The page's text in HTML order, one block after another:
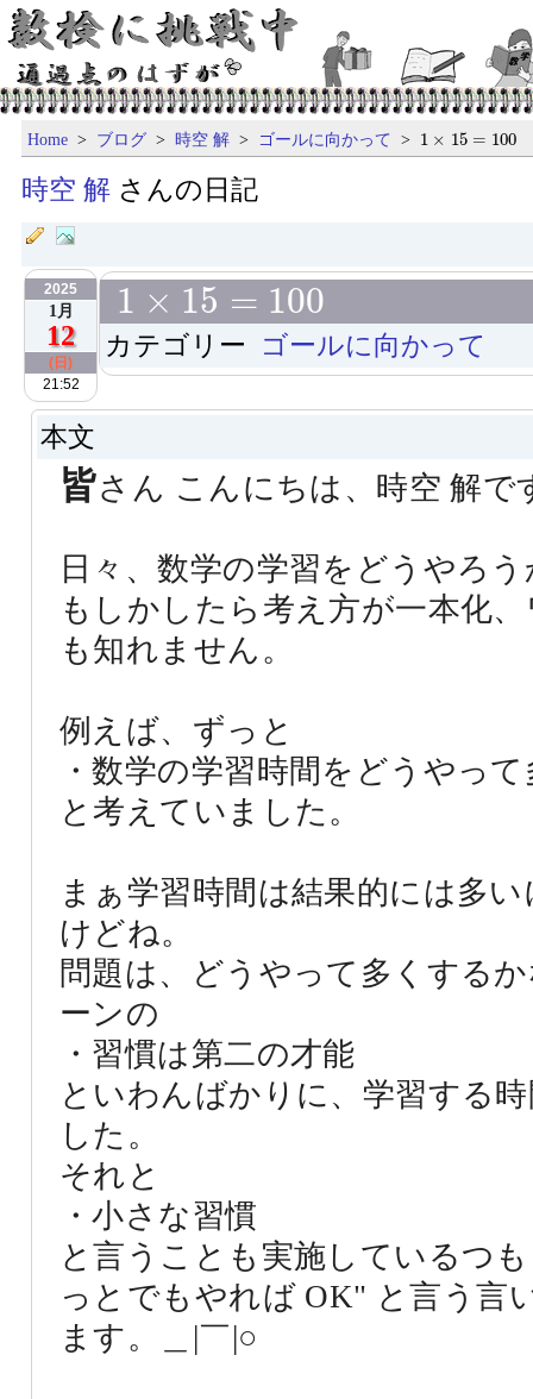
Home > ブログ > 時空 解 > ゴールに向かって > 1 × 15 = 100
1 × 15= 100
時空 解 さんの日記
2025
1月
12
(日)
21:52
1 × 15 = 100
1×15=100
カテゴリー ゴールに向かって
本文
皆さん こんにちは、時空 解で
日々、数学の学習をどうやろ
もしかしたら考え方が一本化
も知れません。
例えば、ずっと
・数学の学習時間をどうやっ
と考えていました。
まぁ学習時間は結果的には多
けどね。
問題は、どうやって多くする
ーンの
・習慣は第二の才能
といわんばかりに、学習する
した。
それと
・小さな習慣
と言うことも実施しているつ
っとでもやれば OK" と言う言
ます。＿|￣|○